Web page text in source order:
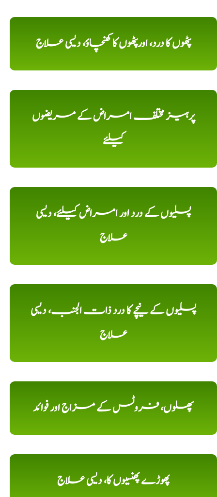
پٹھوں کا درد، اورپٹھوں کا کھنچاؤ، دیسی علاج
پرہیز مختلف امراض کے مریضوں
کیلئے
پسلیوں کے درد اور امراض کیلئے، دیسی
علاج
پسلیوں کے نیچے کا درد ذات الجنب، دیسی
علاج
پھلوں، فروٹس کے مزاج اور فوائد
پھوڑے پھنسیوں کا، دیسی علاج